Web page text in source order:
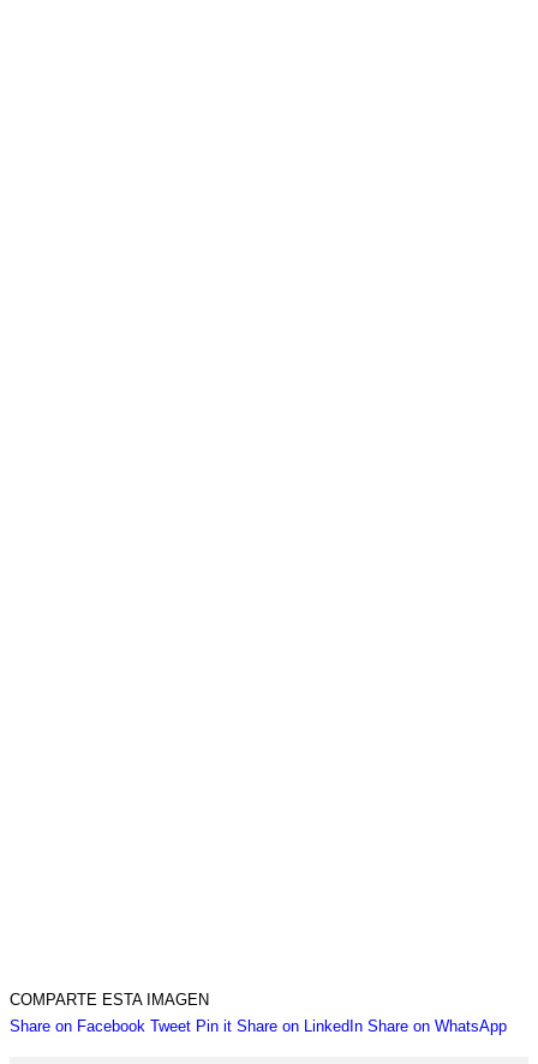
COMPARTE ESTA IMAGEN
Share on Facebook Share
TweetShare
Pin itShare
Share on LinkedInShare
Share on WhatsApp